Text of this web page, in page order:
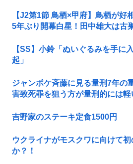
【J2第1節 鳥栖×甲府】鳥栖が好
5年ぶり開幕白星！田中雄大は古
【SS】小鈴「ぬいぐるみを手に
起」
ジャンポケ斉藤に見る量刑7年の
害致死罪を狙う方が量刑的には軽
吉野家のステーキ定食1500円
ウクライナがモスクワに向けて
か？！